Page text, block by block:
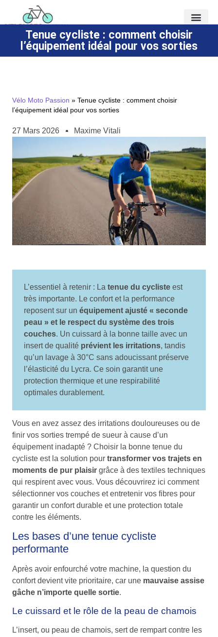
Tenue cycliste : comment choisir
l’équipement idéal pour vos sorties
Vélo Moto Passion » Tenue cycliste : comment choisir
l’équipement idéal pour vos sorties
27 Mars 2026 Maxime Vitali
L’essentiel à retenir : La tenue du cycliste est
très importante. Le confort et la performance
reposent sur un équipement ajusté « seconde
peau » et le respect du système des trois
couches. Un cuissard à la bonne taille avec un
insert de qualité prévient les irritations, tandis
qu’un lavage à 30°C sans adoucissant préserve
l’élasticité du Lycra. Ce soin garantit une
protection thermique et une respirabilité
optimales durablement.
Vous en avez assez des irritations douloureuses ou de
finir vos sorties trempé de sueur à cause d’un
équipement inadapté ? Choisir la bonne tenue du
cycliste est la solution pour transformer vos trajets en
moments de pur plaisir grâce à des textiles techniques
qui respirent avec vous. Vous découvrirez ici comment
sélectionner vos couches et entretenir vos fibres pour
garantir un confort durable et une protection totale
contre les éléments.
Les bases d’une tenue cycliste
performante
Après avoir enfourché votre machine, la question du
confort devient vite prioritaire, car une mauvaise assise
gâche n’importe quelle sortie.
Le cuissard et le rôle de la peau de chamois
L’insert, ou peau de chamois, sert de rempart contre les